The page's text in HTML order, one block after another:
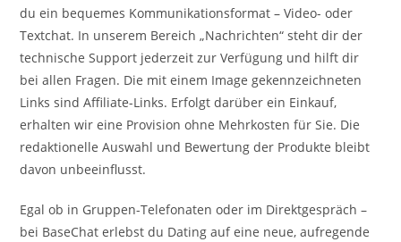
du ein bequemes Kommunikationsformat – Video- oder
Textchat. In unserem Bereich „Nachrichten“ steht dir der
technische Support jederzeit zur Verfügung und hilft dir
bei allen Fragen. Die mit einem Image gekennzeichneten
Links sind Affiliate-Links. Erfolgt darüber ein Einkauf,
erhalten wir eine Provision ohne Mehrkosten für Sie. Die
redaktionelle Auswahl und Bewertung der Produkte bleibt
davon unbeeinflusst.
Egal ob in Gruppen-Telefonaten oder im Direktgespräch –
bei BaseChat erlebst du Dating auf eine neue, aufregende